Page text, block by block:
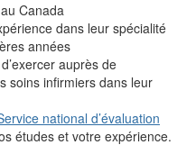
Canada
dans leur spécialité
années
auprès de
soins infirmiers dans leur
national d’évaluation
études et votre expérience.